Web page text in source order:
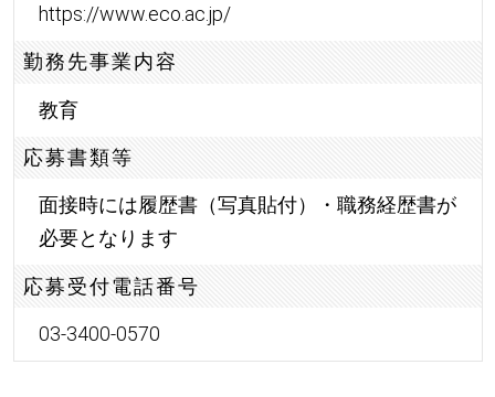
https://www.eco.ac.jp/
勤務先事業内容
教育
応募書類等
面接時には履歴書（写真貼付）・職務経歴書が
必要となります
応募受付電話番号
03-3400-0570